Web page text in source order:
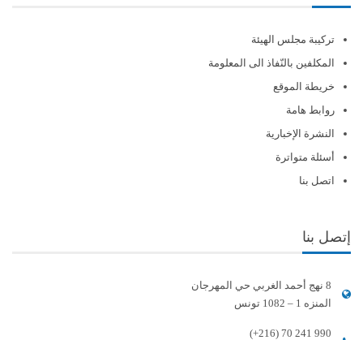
تركيبة مجلس الهيئة
المكلفين بالنّفاذ الى المعلومة
خريطة الموقع
روابط هامة
النشرة الإخبارية
أسئلة متواترة
اتصل بنا
إتصل بنا
8 نهج أحمد الغربي حي المهرجان
المنزه 1 – 1082 تونس
(+216) 70 241 990